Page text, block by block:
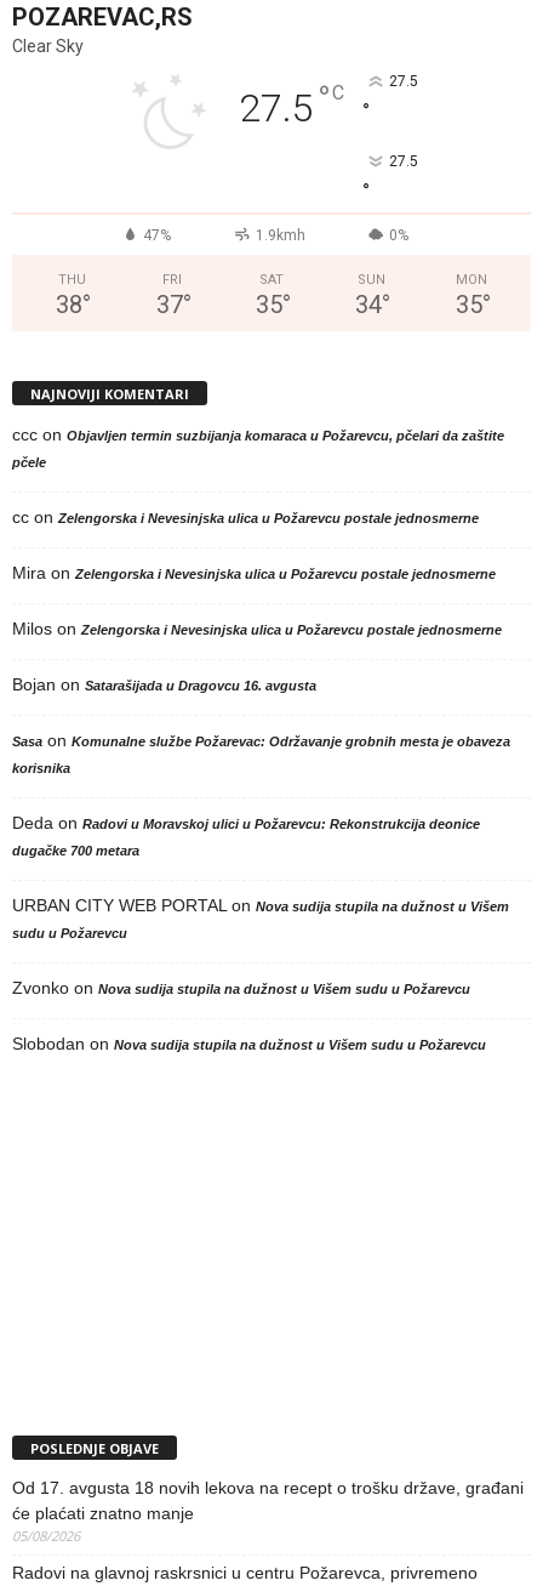
POZAREVAC,RS
Clear Sky
27.5 °C 27.5
°
27.5
°
47% 1.9kmh 0%
THU
38°
FRI
37°
SAT
35°
SUN
34°
MON
35°
NAJNOVIJI KOMENTARI
ccc on Objavljen termin suzbijanja komaraca u Požarevcu, pčelari da zaštite
pčele
cc on Zelengorska i Nevesinjska ulica u Požarevcu postale jednosmerne
Mira on Zelengorska i Nevesinjska ulica u Požarevcu postale jednosmerne
Milos on Zelengorska i Nevesinjska ulica u Požarevcu postale jednosmerne
Bojan on Satarašijada u Dragovcu 16. avgusta
Sasa on Komunalne službe Požarevac: Održavanje grobnih mesta je obaveza
korisnika
Deda on Radovi u Moravskoj ulici u Požarevcu: Rekonstrukcija deonice
dugačke 700 metara
URBAN CITY WEB PORTAL on Nova sudija stupila na dužnost u Višem
sudu u Požarevcu
Zvonko on Nova sudija stupila na dužnost u Višem sudu u Požarevcu
Slobodan on Nova sudija stupila na dužnost u Višem sudu u Požarevcu
POSLEDNJE OBJAVE
Od 17. avgusta 18 novih lekova na recept o trošku države, građani
će plaćati znatno manje
05/08/2026
Radovi na glavnoj raskrsnici u centru Požarevca, privremeno